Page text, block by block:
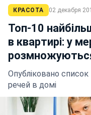
КРАСОТА 02 декабря
Топ-10
в квартирі: у
Опубліковано список
речей в домі